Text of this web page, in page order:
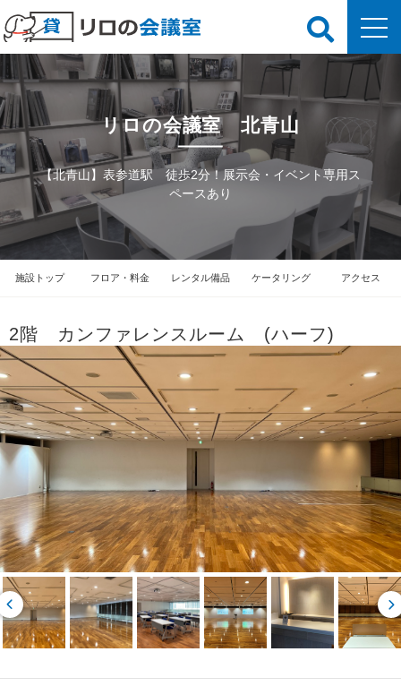
リロの会議室 北青山
【北青山】表参道駅 徒歩2分！展示会・イベント専用ス
ペースあり
施設トップ フロア・料金 レンタル備品 ケータリング アクセス
2階 カンファレンスルーム (ハーフ)